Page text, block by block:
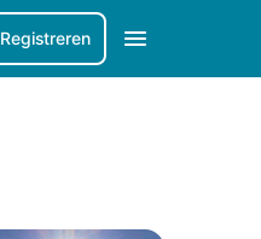
Registreren